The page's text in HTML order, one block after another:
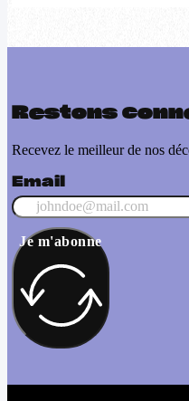
Restons
Recevez le meilleur de nos
Email
Je m'abonne